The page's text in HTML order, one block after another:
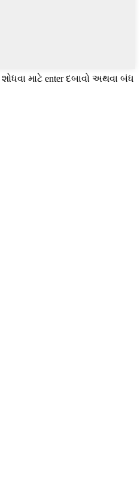
શોધવા માટે enter દબાવો અથવા બંધ